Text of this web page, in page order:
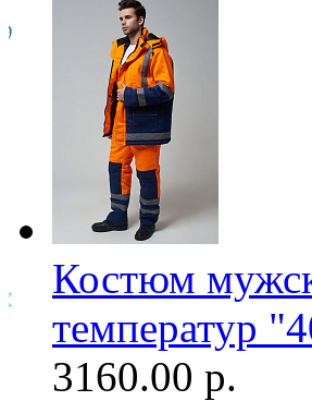
Костюм
температур
3160.00 р.